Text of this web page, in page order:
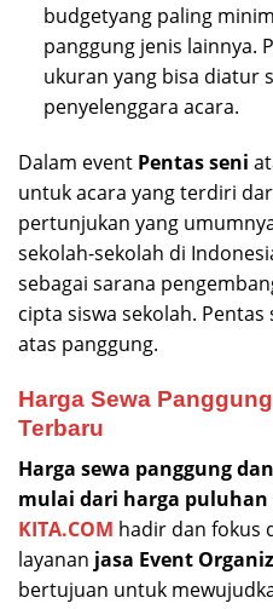
budgetyang paling
panggung jenis lainnya.
ukuran yang bisa diatur
penyelenggara acara.
Dalam event Pentas seni
untuk acara yang terdiri
pertunjukan yang
sekolah-sekolah di
sebagai sarana
cipta siswa sekolah.
atas panggung.
Harga Sewa
Terbaru
Harga sewa panggung
mulai dari harga
KITA.COM hadir dan fokus
layanan jasa Event
bertujuan untuk